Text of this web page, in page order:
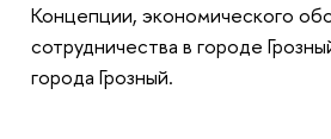
Концепции, экономического
сотрудничества в городе
города Грозный.